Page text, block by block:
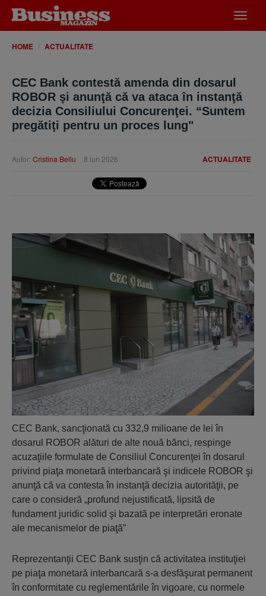
meniu
HOME ACTUALITATE
CEC Bank contestă amenda din dosarul
ROBOR şi anunţă că va ataca în instanţă
decizia Consiliului Concurenţei. “Suntem
pregătiţi pentru un proces lung"
ACTUALITATE
Autor: Cristina Bellu 8 iun 2026
CEC Bank, sancţionată cu 332,9 milioane de lei în
dosarul ROBOR alături de alte nouă bănci, respinge
acuzaţiile formulate de Consiliul Concurenţei în dosarul
privind piaţa monetară interbancară şi indicele ROBOR şi
anunţă că va contesta în instanţă decizia autorităţii, pe
care o consideră „profund nejustificată, lipsită de
fundament juridic solid şi bazată pe interpretări eronate
ale mecanismelor de piaţă”
Reprezentanţii CEC Bank susţin că activitatea instituţiei
pe piaţa monetară interbancară s-a desfăşurat permanent
în conformitate cu reglementările în vigoare, cu normele